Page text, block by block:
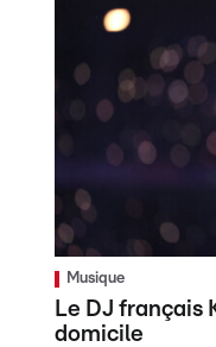
Musique
Le DJ français
domicile